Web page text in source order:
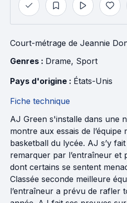
Court-métrage de Jeannie
Genres : Drame, Sport
Pays d'origine : États-Unis
Fiche technique
AJ Green s'installe dans une
montre aux essais de l’équipe
basketball du lycée. AJ s’y
remarquer par l’entraîneur et
dont certains se sentent
Classée seconde meilleure
l’entraîneur a prévu de rafler